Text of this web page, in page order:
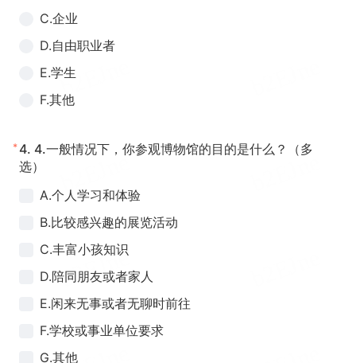
C.企业
D.自由职业者
E.学生
F.其他
* 4. 4.一般情况下，你参观博物馆的目的是什么？（多
选）
A.个人学习和体验
B.比较感兴趣的展览活动
C.丰富小孩知识
D.陪同朋友或者家人
E.闲来无事或者无聊时前往
F.学校或事业单位要求
G.其他